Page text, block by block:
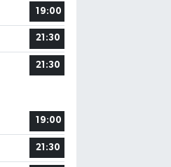
19:00
21:30
21:30
19:00
21:30